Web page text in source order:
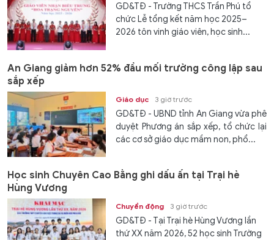
GD&TĐ - Trường THCS Trần Phú tổ
chức Lễ tổng kết năm học 2025–
2026 tôn vinh giáo viên, học sinh...
An Giang giảm hơn 52% đầu mối trường công lập sau
sắp xếp
Giáo dục 3 giờ trước
GD&TĐ - UBND tỉnh An Giang vừa phê
duyệt Phương án sắp xếp, tổ chức lại
các cơ sở giáo dục mầm non, phổ...
Học sinh Chuyên Cao Bằng ghi dấu ấn tại Trại hè
Hùng Vương
Chuyển động 3 giờ trước
GD&TĐ - Tại Trại hè Hùng Vương lần
thứ XX năm 2026, 52 học sinh Trường